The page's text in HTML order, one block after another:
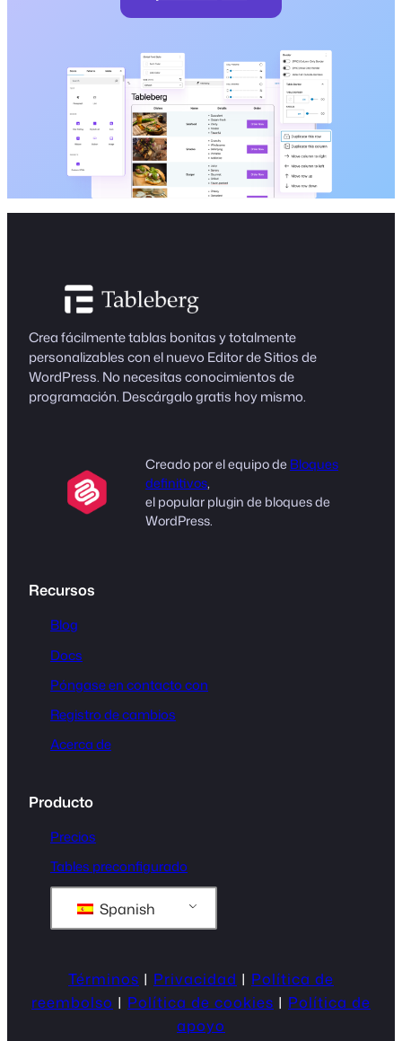
Crea fácilmente tablas bonitas y totalmente
personalizables con el nuevo Editor de Sitios de
WordPress. No necesitas conocimientos de
programación. Descárgalo gratis hoy mismo.
Creado por el equipo deBloques
definitivos,
el popular plugin de bloques de
WordPress.
Recursos
Blog
Docs
Póngase en contacto con
Registro de cambios
Acerca de
Producto
Precios
Tables preconfigurado
Spanish
Términos | Privacidad | Política de
reembolso | Política de cookies | Política de
apoyo